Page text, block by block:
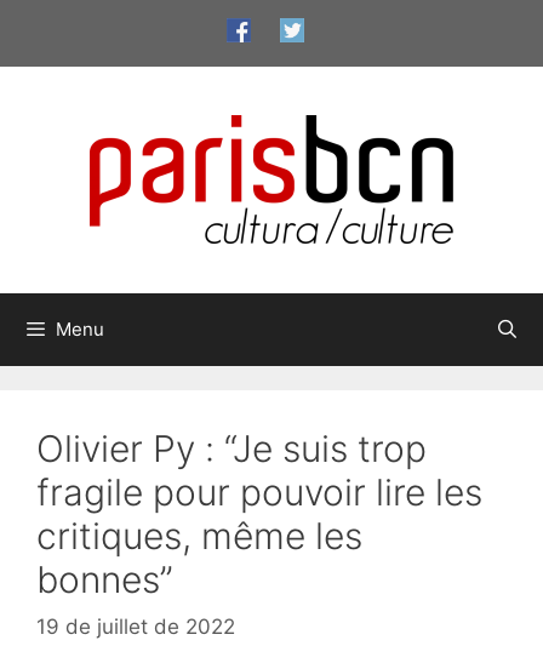
contenu
Menu
Olivier Py : “Je suis trop
fragile pour pouvoir lire les
critiques, même les
bonnes”
19 de juillet de 2022